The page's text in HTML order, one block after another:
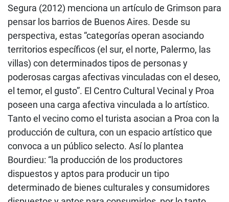
Segura (2012) menciona un artículo de Grimson para
pensar los barrios de Buenos Aires. Desde su
perspectiva, estas “categorías operan asociando
territorios específicos (el sur, el norte, Palermo, las
villas) con determinados tipos de personas y
poderosas cargas afectivas vinculadas con el deseo,
el temor, el gusto”. El Centro Cultural Vecinal y Proa
poseen una carga afectiva vinculada a lo artístico.
Tanto el vecino como el turista asocian a Proa con la
producción de cultura, con un espacio artístico que
convoca a un público selecto. Así lo plantea
Bourdieu: “la producción de los productores
dispuestos y aptos para producir un tipo
determinado de bienes culturales y consumidores